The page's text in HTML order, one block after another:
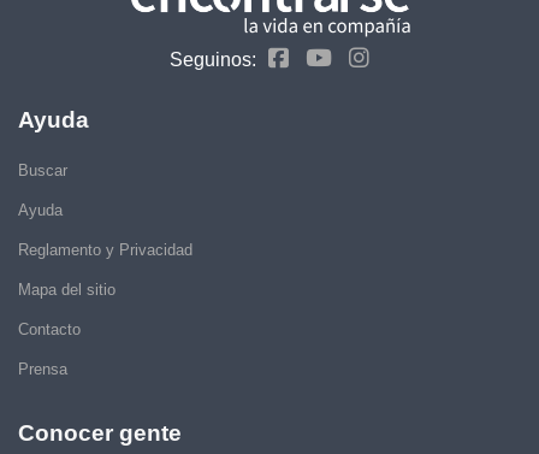
Seguinos:
Ayuda
Buscar
Ayuda
Reglamento y Privacidad
Mapa del sitio
Contacto
Prensa
Conocer gente